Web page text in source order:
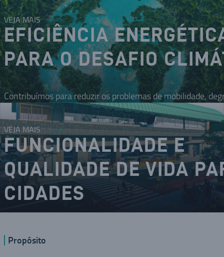
VEJA MAIS
EFICIÊNCIA
PARA O DESAFIO
Contribuímos para reduzir os problemas de mobilidade,
VEJA MAIS
FUNCIONALIDADE E
QUALIDADE DE VIDA
CIDADES
Propósito